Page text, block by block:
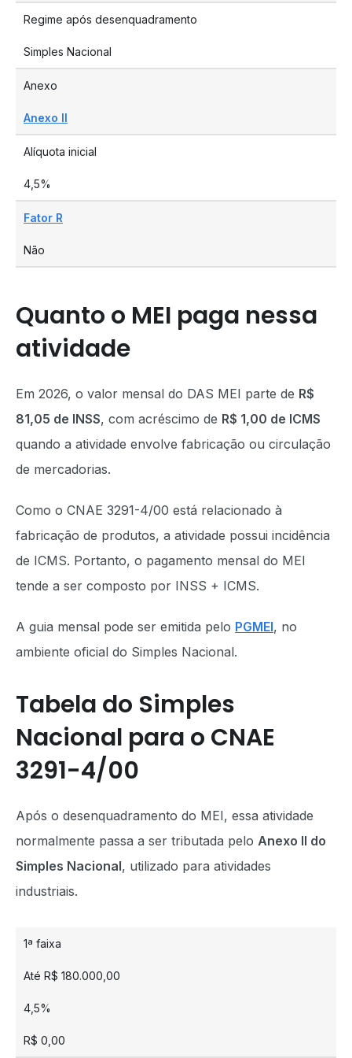
Regime após desenquadramento
Simples Nacional
Anexo
Anexo II
Alíquota inicial
4,5%
Fator R
Não
Quanto o MEI paga nessa
atividade
Em 2026, o valor mensal do DAS MEI parte de R$
81,05 de INSS, com acréscimo de R$ 1,00 de ICMS
quando a atividade envolve fabricação ou circulação
de mercadorias.
Como o CNAE 3291-4/00 está relacionado à
fabricação de produtos, a atividade possui incidência
de ICMS. Portanto, o pagamento mensal do MEI
tende a ser composto por INSS + ICMS.
A guia mensal pode ser emitida pelo PGMEI, no
ambiente oficial do Simples Nacional.
Tabela do Simples
Nacional para o CNAE
3291-4/00
Após o desenquadramento do MEI, essa atividade
normalmente passa a ser tributada pelo Anexo II do
Simples Nacional, utilizado para atividades
industriais.
1ª faixa
Até R$ 180.000,00
4,5%
R$ 0,00